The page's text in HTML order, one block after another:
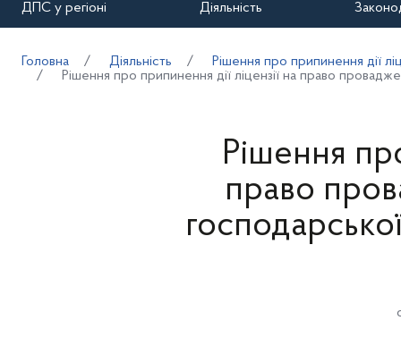
ДПС у регіоні Діяльність
Головна Діяльність
Рішення про припинення дії
Рішення про припинення дії ліцензії на право
Рішення
право